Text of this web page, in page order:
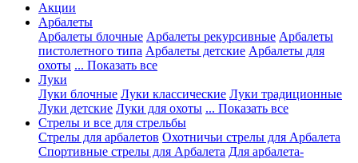
Акции
Арбалеты
Арбалеты блочные Арбалеты рекурсивные Арбалеты
пистолетного типа Арбалеты детские Арбалеты для
охоты ... Показать все
Луки
Луки блочные Луки классические Луки традиционные
Луки детские Луки для охоты ... Показать все
Стрелы и все для стрельбы
Стрелы для арбалетов Охотничьи стрелы для Арбалета
Спортивные стрелы для Арбалета Для арбалета-